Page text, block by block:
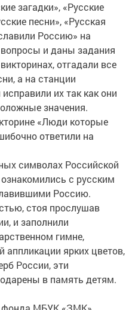
загадки», «Русские
песни», «Русская
Россию» на
и даны задания
отгадали все
а на станции
их так как они
значения.
«Люди которые
ответили на
символах Российской
с русским
Россию.
стоя прослушав
и заполнили
гимне,
ярких цветов,
России, эти
в память детям.